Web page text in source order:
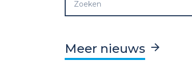
Meer nieuws